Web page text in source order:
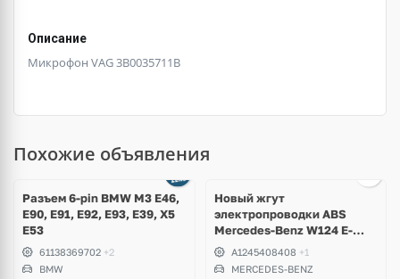
Описание
Микрофон VAG 3B0035711B
Похожие объявления
Разъем 6-pin BMW M3 E46,
E90, E91, E92, E93, E39, X5
E53
61138369702 +2
BMW
Новый жгут
электропроводки ABS
Mercedes-Benz W124 E-
Klass 4Matic
A1245408408 +1
MERCEDES-BENZ